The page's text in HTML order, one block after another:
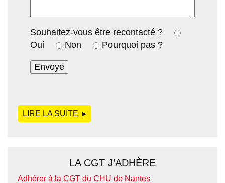
Souhaitez-vous être recontacté ?
Oui
Non Pourquoi pas ?
LIRE LA SUITE DE
LA CGT J’ADHÈRE
Adhérer à la CGT du CHU de Nantes